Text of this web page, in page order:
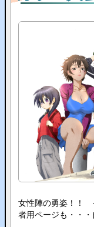
女性陣の勇姿！！
者用ページも・・・